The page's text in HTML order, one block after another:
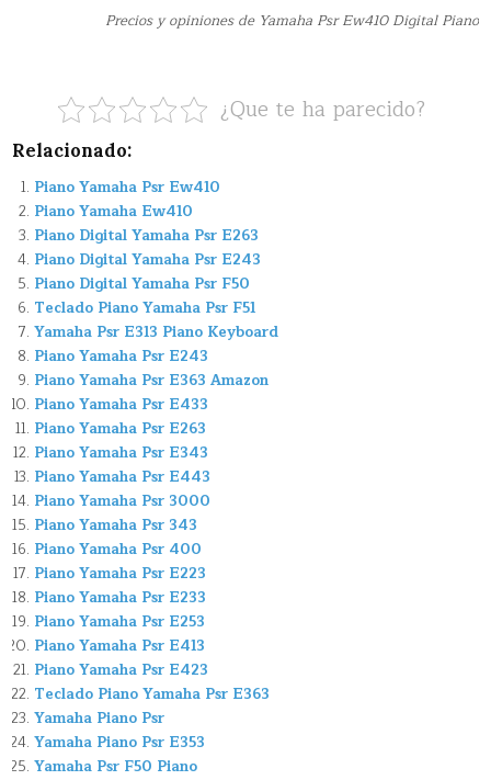
Precios y opiniones de Yamaha Psr Ew410 Digital Piano
¿Que te ha parecido?
Relacionado:
Piano Yamaha Psr Ew410
Piano Yamaha Ew410
Piano Digital Yamaha Psr E263
Piano Digital Yamaha Psr E243
Piano Digital Yamaha Psr F50
Teclado Piano Yamaha Psr F51
Yamaha Psr E313 Piano Keyboard
Piano Yamaha Psr E243
Piano Yamaha Psr E363 Amazon
Piano Yamaha Psr E433
Piano Yamaha Psr E263
Piano Yamaha Psr E343
Piano Yamaha Psr E443
Piano Yamaha Psr 3000
Piano Yamaha Psr 343
Piano Yamaha Psr 400
Piano Yamaha Psr E223
Piano Yamaha Psr E233
Piano Yamaha Psr E253
Piano Yamaha Psr E413
Piano Yamaha Psr E423
Teclado Piano Yamaha Psr E363
Yamaha Piano Psr
Yamaha Piano Psr E353
Yamaha Psr F50 Piano